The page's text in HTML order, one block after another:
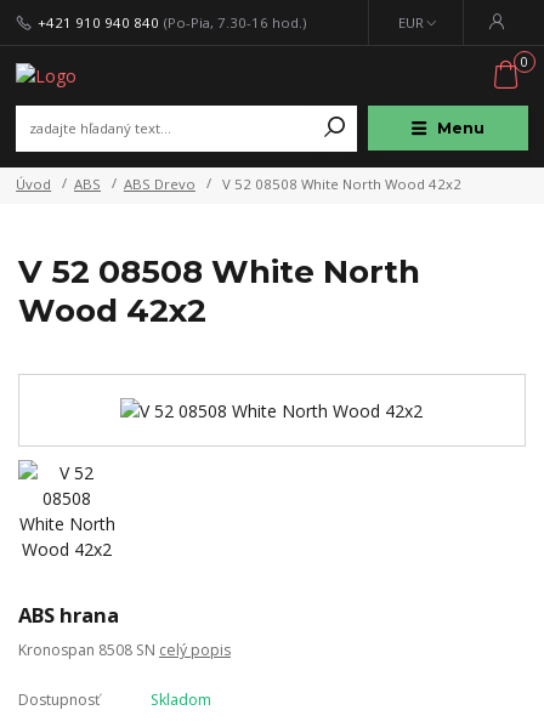
Menu
EUR
+421 910 940 840 (Po-Pia, 7.30-16 hod.)
0
Úvod ABS ABS Drevo V 52 08508 White North Wood 42x2
V 52 08508 White North
Wood 42x2
ABS hrana
Kronospan 8508 SN celý popis
Dostupnosť Skladom